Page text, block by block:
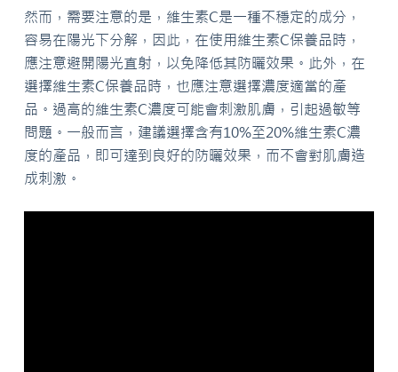
然而，需要注意的是，維生素C是一種不穩定的成分，
容易在陽光下分解，因此，在使用維生素C保養品時，
應注意避開陽光直射，以免降低其防曬效果。此外，在
選擇維生素C保養品時，也應注意選擇濃度適當的產
品。過高的維生素C濃度可能會刺激肌膚，引起過敏等
問題。一般而言，建議選擇含有10%至20%維生素C濃
度的產品，即可達到良好的防曬效果，而不會對肌膚造
成刺激。